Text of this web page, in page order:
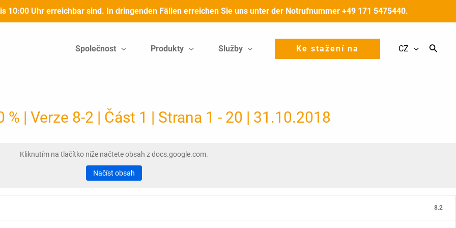
10:00 Uhr erreichbar sind. In dringenden Fällen erreichen Sie uns unter der Notrufnummer +49 171 5475440.
Společnost
Produkty Služby Ke stažení na CZ
| Verze 8-2 | Část 1 | Strana 1 - 20 | 31.10.2018
Kliknutím na tlačítko níže načtete obsah z docs.google.com.
Načíst obsah
8.2